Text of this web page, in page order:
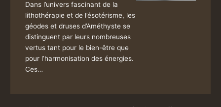
Dans l’univers fascinant de la
lithothérapie et de l’ésotérisme, les
géodes et druses d’Améthyste se
distinguent par leurs nombreuses
vertus tant pour le bien-être que
pour l’harmonisation des énergies.
Ces…